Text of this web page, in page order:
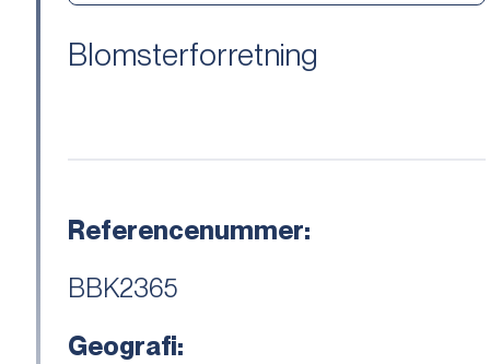
Blomsterforretning
Referencenummer:
BBK2365
Geografi: